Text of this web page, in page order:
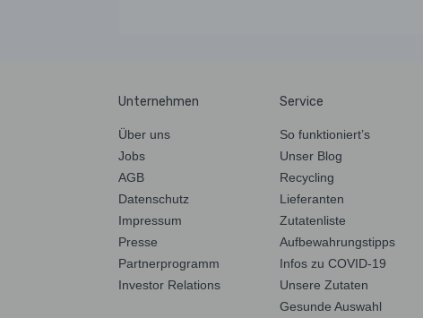
Unternehmen
Über uns
Jobs
AGB
Datenschutz
Impressum
Presse
Partnerprogramm
Investor Relations
Service
So funktioniert’s
Unser Blog
Recycling
Lieferanten
Zutatenliste
Aufbewahrungstipps
Infos zu COVID-19
Unsere Zutaten
Gesunde Auswahl